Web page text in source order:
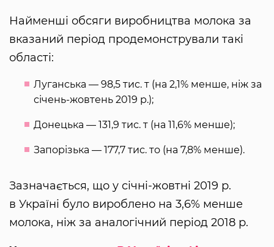
Найменші обсяги виробництва молока за
вказаний період продемонстрували такі
області:
Луганська — 98,5 тис. т (на 2,1% менше, ніж за
січень-жовтень 2019 р.);
Донецька — 131,9 тис. т (на 11,6% менше);
Запорізька — 177,7 тис. то (на 7,8% менше).
Зазначається, що у січні-жовтні 2019 р.
в Україні було вироблено на 3,6% менше
молока, ніж за аналогічний період 2018 р.